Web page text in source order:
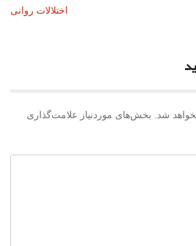
اختلالات روانی
شد. بخش‌های موردنیاز علامت‌گذاری